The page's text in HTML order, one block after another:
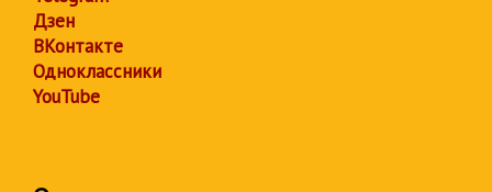
Дзен
ВКонтакте
Одноклассники
YouTube